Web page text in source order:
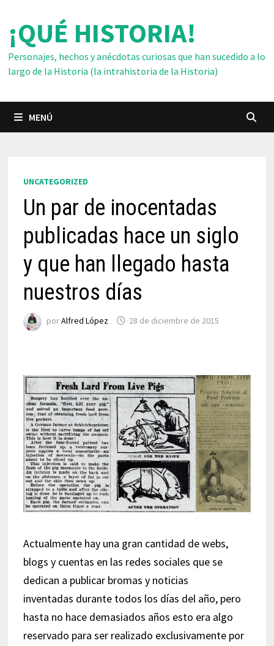
contenido
¡QUÉ HISTORIA!
Personajes, hechos y anécdotas curiosas que han sucedido a lo
largo de la Historia (la intrahistoria de la Historia)
MENÚ
UNCATEGORIZED
Un par de inocentadas
publicadas hace un siglo
y que han llegado hasta
nuestros días
porAlfred López 28 de diciembre de 2015
Actualmente hay una gran cantidad de webs,
blogs y cuentas en las redes sociales que se
dedican a publicar bromas y noticias
inventadas durante todos los días del año, pero
hasta no hace demasiados años esto era algo
reservado para ser realizado exclusivamente por